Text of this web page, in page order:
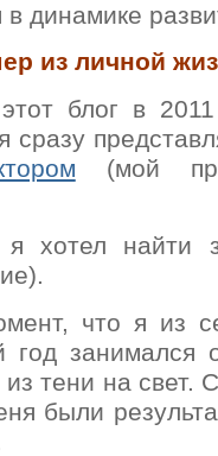
динамике
из личной
блог в
сразу
(мой
хотел найти
что я из
занимался
тени на свет.
были